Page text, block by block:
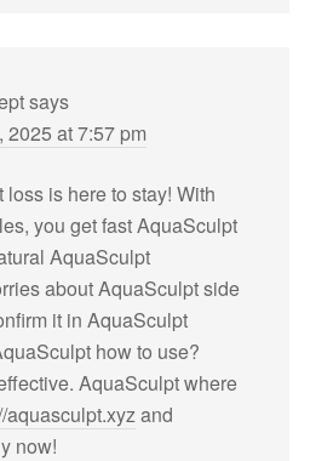
says
2025 at 7:57 pm
is here to stay! With
you get fast AquaSculpt
AquaSculpt
about AquaSculpt side
it in AquaSculpt
how to use?
AquaSculpt where
aquasculpt.xyzand
now!